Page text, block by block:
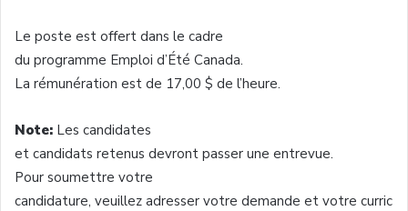
Le poste est offert dans le cadre
du programme Emploi d’Été Canada.
La rémunération est de 17,00 $ de l’heure.
Note: Les candidates
et candidats retenus devront passer une entrevue.
Pour soumettre votre
candidature, veuillez adresser votre demande et votre curric